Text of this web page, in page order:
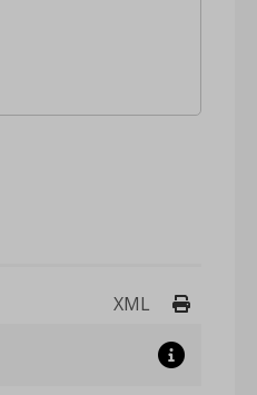
XML Drukuj